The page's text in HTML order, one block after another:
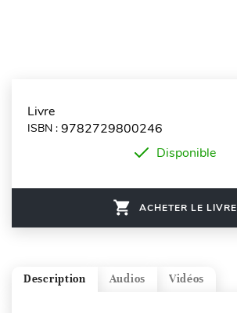
Livre
ISBN : 9782729800246
Disponible
ACHETER LE LIVRE
Vidéos
Audios
Description